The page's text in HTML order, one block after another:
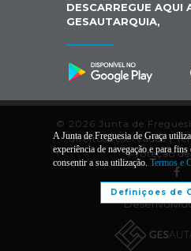
DESCARREGUE AQUI
GESAUTARQUIA,
© 2026 Junta de
direitos reservados |
Proteção
A Junta de Freguesia de Graça
experiência de navegação e para
consentir a sua utilização. Termos e
Definiçoes de